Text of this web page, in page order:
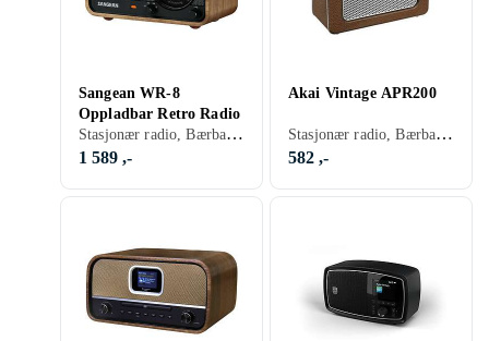
Sangean WR-8
Oppladbar Retro Radio
Stasjonær radio, Bærbar radio, FM, AM, Retro Radio, Hodetelefonutgang
1 589 ,-
Akai Vintage APR200
Stasjonær radio, Bærbar radio, FM, AM, SW, Batteri, Retro Radio, Hodetelefonutgang, USB, Analog 3,5mm-inngang
582 ,-